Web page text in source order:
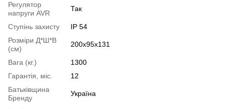
Регулятор
напруги AVR
Так
Ступінь захисту
IP 54
Розміри Д*Ш*В
(см)
200х95х131
Вага (кг.)
1300
Гарантія, міс.
12
Батьківщина
Бренду
Україна